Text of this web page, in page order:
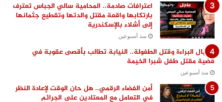
اعترافات صادمة.. المحامية سالي الجباس تعترف
بارتكابها واقعة مقتل والدتها وتقطيع جثمانها
إلى أشلاء بالإسكندرية
منذ أسبوعين
اغتيال البراءة وقتل الطفولة.. النيابة تطالب بأقصى عقوبة في
قضية مقتل طفل شبرا الخيمة
منذ أسبوعين
أمن الفضاء الرقمي.. هل حان الوقت لإعادة النظر
في التعامل مع المعتادين على الجرائم